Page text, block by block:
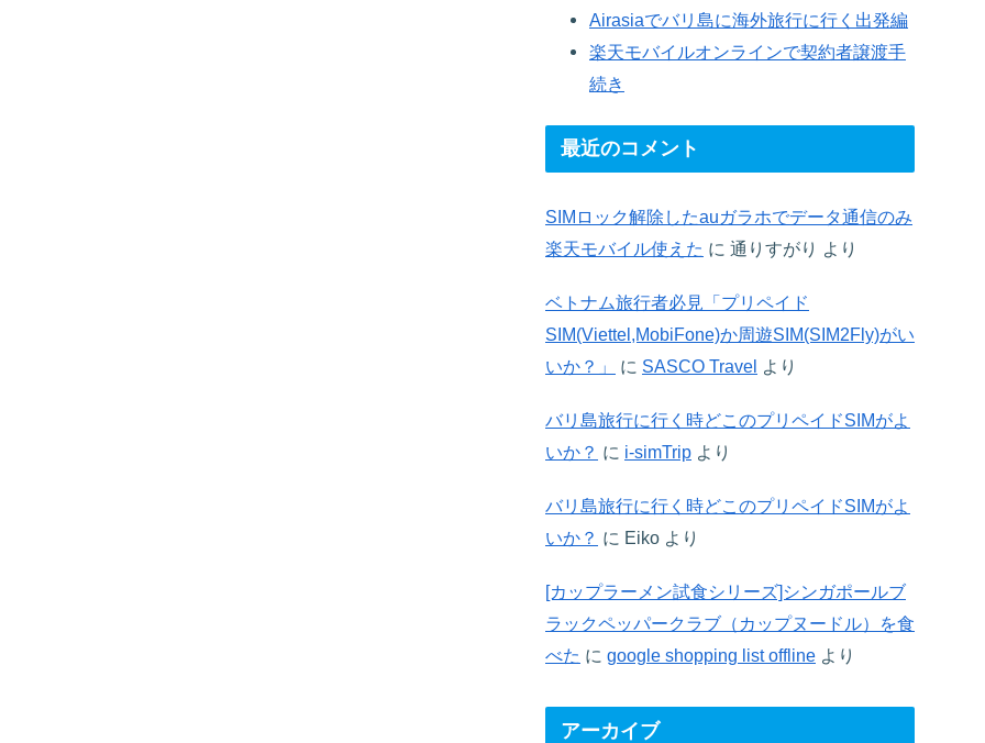
Airasiaでバリ島に海外旅行に行く出発編
楽天モバイルオンラインで契約者譲渡手
続き
最近のコメント
SIMロック解除したauガラホでデータ通信のみ
楽天モバイル使えた に 通りすがり より
ベトナム旅行者必見「プリペイド
SIM(Viettel,MobiFone)か周遊SIM(SIM2Fly)がい
いか？」
に SASCO Travel より
バリ島旅行に行く時どこのプリペイドSIMがよ
いか？ に i-simTrip より
バリ島旅行に行く時どこのプリペイドSIMがよ
いか？ に Eiko より
[カップラーメン試食シリーズ]シンガポールブ
ラックペッパークラブ（カップヌードル）を食
べた に google shopping list offline より
アーカイブ